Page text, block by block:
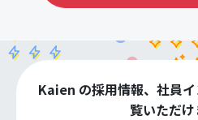
Kaien の採用情報、社員
覧いただけ